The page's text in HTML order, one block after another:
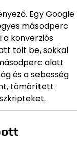
Egy Google
másodperc
konverziós
tölt be, sokkal
alatt
és a sebesség
tömörített